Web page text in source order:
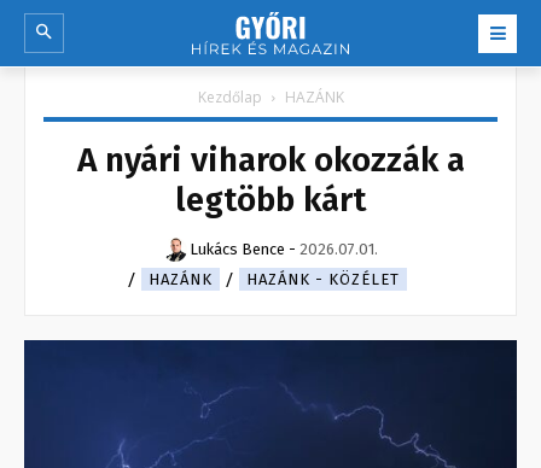
Kezdőlap HAZÁNK
A nyári viharok okozzák a
legtöbb kárt
Lukács Bence - 2026.07.01.
HAZÁNK
HAZÁNK - KÖZÉLET